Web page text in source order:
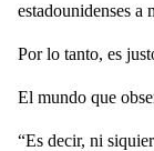
estadounidenses a
Por lo tanto, es
El mundo que
“Es decir, ni